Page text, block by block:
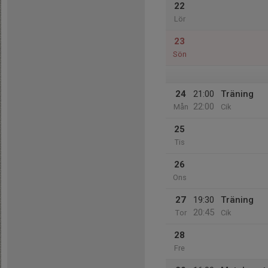
22
Lör
23
Sön
24
Mån
21:00
22:00
Träning
Cik
25
Tis
26
Ons
27
Tor
19:30
20:45
Träning
Cik
28
Fre